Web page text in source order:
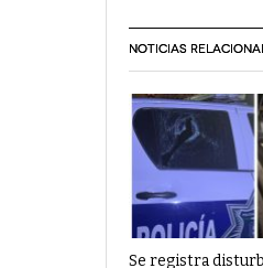
NOTICIAS
Se registra